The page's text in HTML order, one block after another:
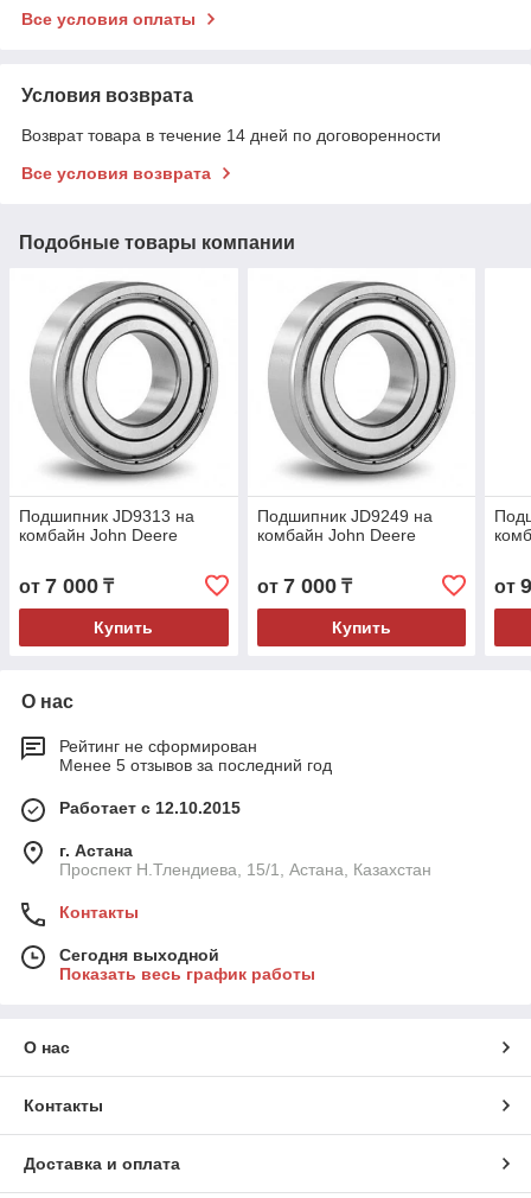
Все условия оплаты
Условия возврата
Возврат товара в течение 14 дней по договоренности
Все условия возврата
Подобные товары компании
Подшипник JD9313 на
комбайн John Deere
от 7 000 ₸
Купить
Подшипник JD9249 на
комбайн John Deere
от 7 000₸
Купить
от
О нас
Рейтинг не сформирован
Менее 5 отзывов за последний год
Работает с 12.10.2015
г. Астана
Проспект Н.Тлендиева, 15/1, Астана, Казахстан
Контакты
Сегодня выходной
Показать весь график работы
О нас
Контакты
Доставка и оплата